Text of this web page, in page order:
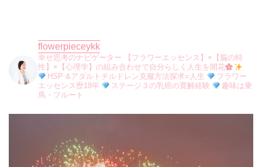
flowerpieceykk
幸せ思考のナビゲーター 【フラワーエッセンス】×【脳の特
性】×【心理学】の組み合わせで自分らしく人生を開花
HSP &アダルトチルドレン克服方法探求=人生
フラワー
エッセンス歴18年
ステージ３の乳癌の寛解経験
趣味は乗
馬・フルート